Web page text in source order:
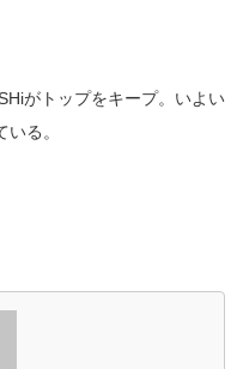
がトップをキープ。いよい
る。